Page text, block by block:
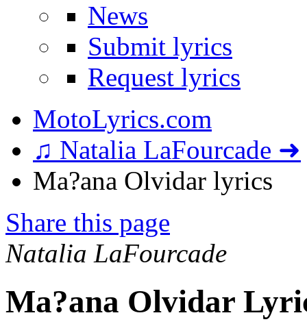
News
Submit lyrics
Request lyrics
MotoLyrics.com
♫ Natalia LaFourcade ➜
Ma?ana Olvidar lyrics
Share this page
Natalia LaFourcade
Ma?ana Olvidar